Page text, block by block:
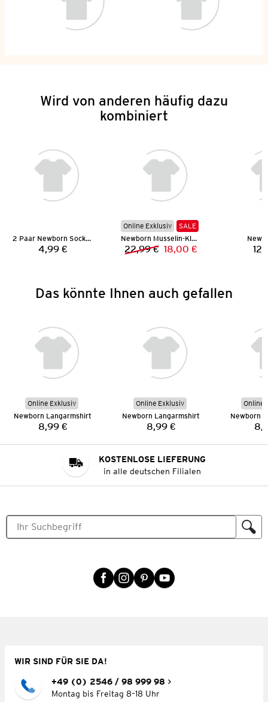
Wird von anderen häufig dazu
kombiniert
2 Paar Newborn Socken
Preis:
4,99 €
Online Exklusiv
SALE
Newborn Musselin-Kleid mit Shorts
Vorheriger Preis:
22,99 € Neuer Preis:
18,00 €
Das könnte Ihnen auch gefallen
Online Exklusiv
Newborn Langarmshirt
Preis:
8,99 €
Online Exklusiv
Newborn Langarmshirt
Preis:
8,99 €
Online
Newborn
KOSTENLOSE LIEFERUNG
in alle deutschen Filialen
WIR SIND FÜR SIE DA!
+49 (0) 2546 / 98 999 98
Montag bis Freitag 8–18 Uhr